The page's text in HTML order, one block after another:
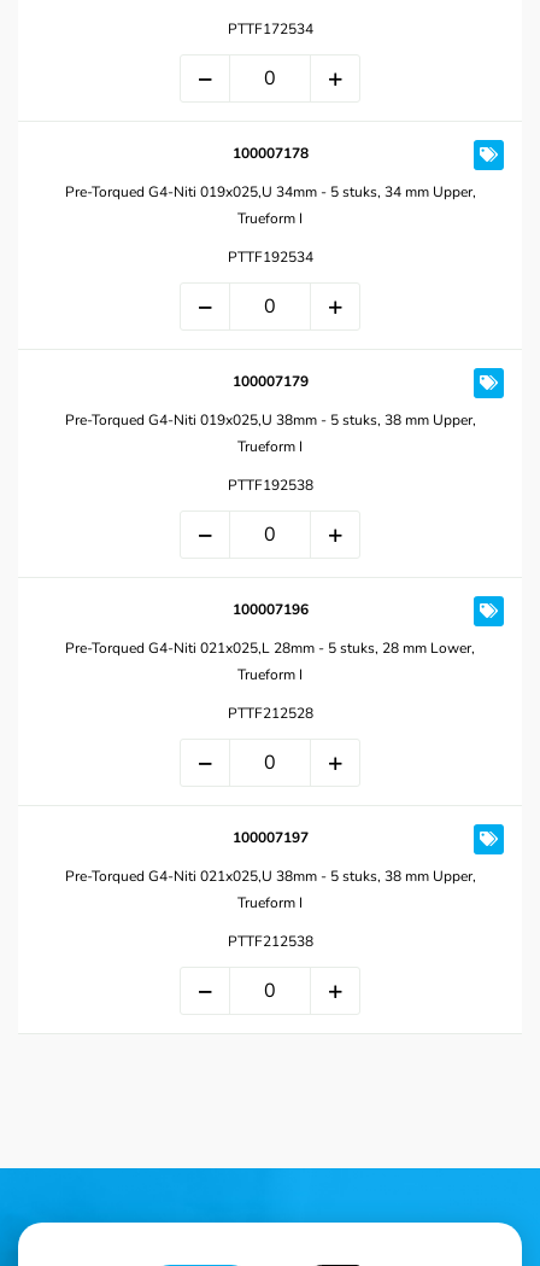
PTTF172534
100007178
Pre-Torqued G4-Niti 019x025,U 34mm - 5 stuks, 34 mm Upper,
Trueform I
PTTF192534
100007179
Pre-Torqued G4-Niti 019x025,U 38mm - 5 stuks, 38 mm Upper,
Trueform I
PTTF192538
100007196
Pre-Torqued G4-Niti 021x025,L 28mm - 5 stuks, 28 mm Lower,
Trueform I
PTTF212528
100007197
Pre-Torqued G4-Niti 021x025,U 38mm - 5 stuks, 38 mm Upper,
Trueform I
PTTF212538